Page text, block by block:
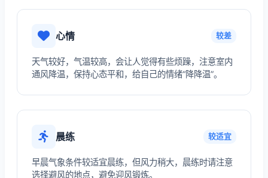
心情 较差
天气较好，气温较高，会让人觉得有些烦躁，注意室内
通风降温，保持心态平和，给自己的情绪“降降温”。
晨练 较适宜
早晨气象条件较适宜晨练，但风力稍大，晨练时请注意
选择避风的地点，避免迎风锻炼。